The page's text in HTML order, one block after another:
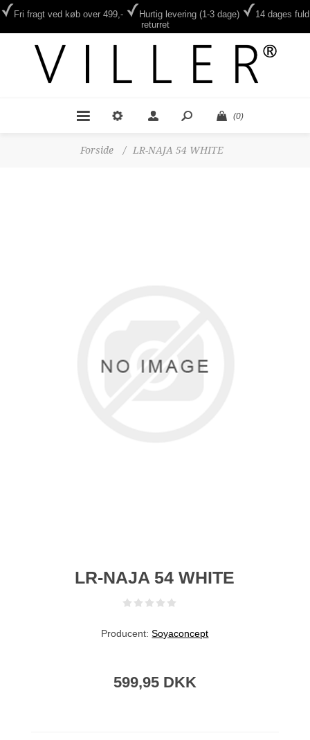
Fri fragt ved køb over 499,- Hurtig levering (1-3 dage)
14 dages fuld
returret
(0)
Forside / LR-NAJA 54 WHITE
LR-NAJA 54 WHITE
Producent: Soyaconcept
599,95 DKK